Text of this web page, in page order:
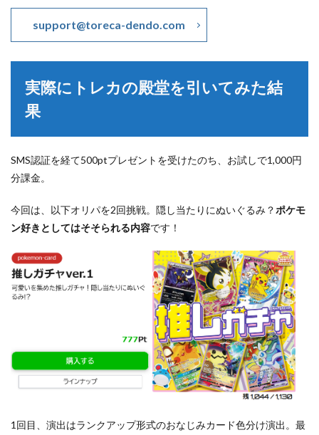
support@toreca-dendo.com
実際にトレカの殿堂を引いてみた結
果
SMS認証を経て500ptプレゼントを受けたのち、お試しで1,000円
分課金。
今回は、以下オリパを2回挑戦。隠し当たりにぬいぐるみ？ポケモ
ン好きとしてはそそられる内容です！
1回目、演出はランクアップ形式のおなじみカード色分け演出。最